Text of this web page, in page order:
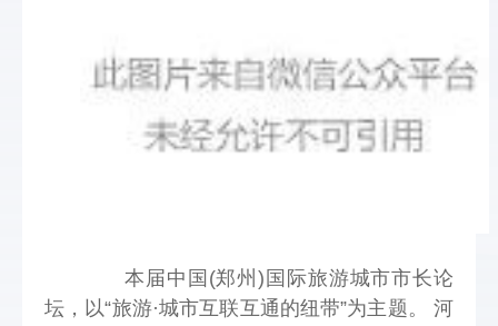
本届中国(郑州)国际旅游城市市长论
坛，以“旅游·城市互联互通的纽带”为主题。 河